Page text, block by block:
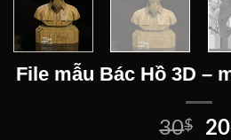
File mẫu Bác Hồ 3D –
30$ 20